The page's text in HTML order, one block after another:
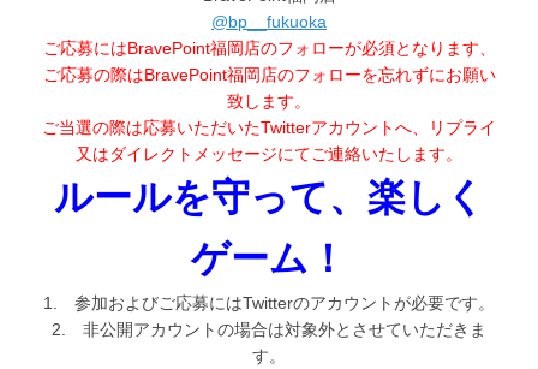
@bp__fukuoka
ご応募にはBravePoint福岡店のフォローが必須となります、
ご応募の際はBravePoint福岡店のフォローを忘れずにお願い
致します。
ご当選の際は応募いただいたTwitterアカウントへ、リプライ
又はダイレクトメッセージにてご連絡いたします。
ルールを守って、楽しく
ゲーム！
1. 参加およびご応募にはTwitterのアカウントが必要です。
2. 非公開アカウントの場合は対象外とさせていただきま
す。